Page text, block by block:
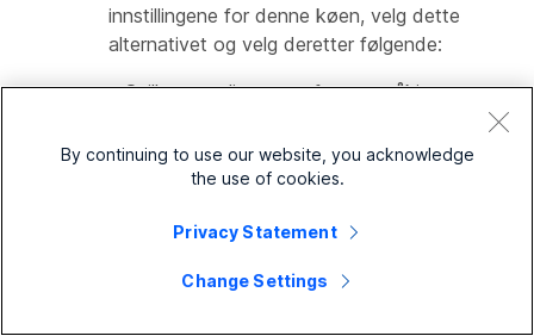
innstillingene for denne køen, velg dette
alternativet og velg deretter følgende:
Spill av varslingstone for overvåking
Barge i
spiller det av en varslingstone for
By continuing to use our website, you acknowledge
the use of cookies.
Privacy Statement
Change Settings